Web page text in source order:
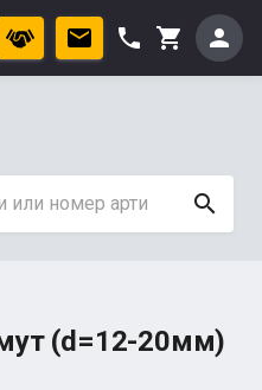
phone shopping_cart person
search
(d=12-20мм)